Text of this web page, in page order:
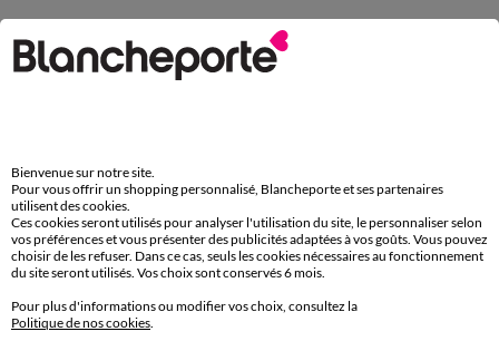
Nouveauté
Bienvenue sur notre site.
Pour vous offrir un shopping personnalisé, Blancheporte et ses partenaires
utilisent des cookies.
Ces cookies seront utilisés pour analyser l'utilisation du site, le personnaliser selon
vos préférences et vous présenter des publicités adaptées à vos goûts. Vous pouvez
choisir de les refuser. Dans ce cas, seuls les cookies nécessaires au fonctionnement
du site seront utilisés. Vos choix sont conservés 6 mois.
Pour plus d'informations ou modifier vos choix, consultez la
Politique de nos cookies